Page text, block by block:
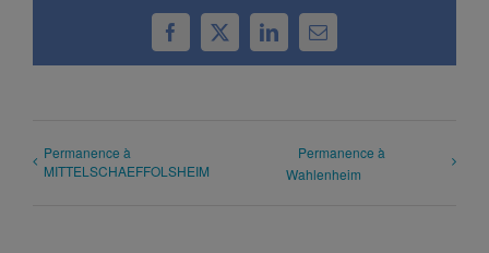
Facebook
X LinkedInEmail
Permanence à
MITTELSCHAEFFOLSHEIM
Permanence à
Wahlenheim